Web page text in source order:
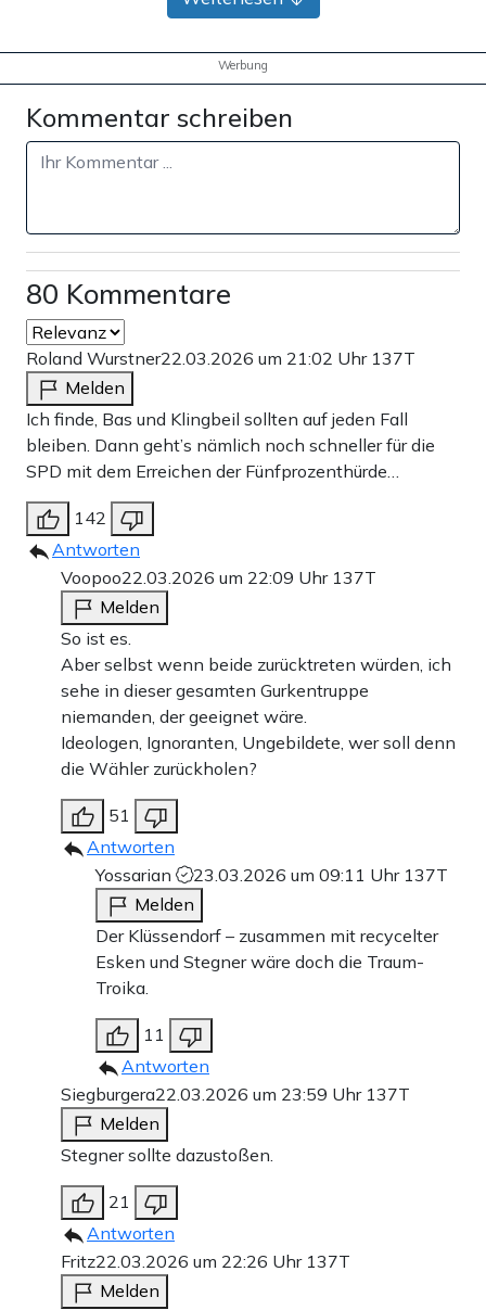
25 € 50 €
Weiter zum Zahlen
Werbung
Kommentar schreiben
80 Kommentare
Roland Wurstner22.03.2026 um 21:02 Uhr 137T
Melden
Ich finde, Bas und Klingbeil sollten auf jeden Fall
bleiben. Dann geht’s nämlich noch schneller für die
SPD mit dem Erreichen der Fünfprozenthürde…
142
Antworten
Voopoo22.03.2026 um 22:09 Uhr 137T
Melden
So ist es.
Aber selbst wenn beide zurücktreten würden, ich
sehe in dieser gesamten Gurkentruppe
niemanden, der geeignet wäre.
Ideologen, Ignoranten, Ungebildete, wer soll denn
die Wähler zurückholen?
51
Antworten
Yossarian
23.03.2026 um 09:11 Uhr 137T
Melden
Der Klüssendorf – zusammen mit recycelter
Esken und Stegner wäre doch die Traum-
Troika.
11
Antworten
Siegburgera22.03.2026 um 23:59 Uhr 137T
Melden
Stegner sollte dazustoßen.
21
Antworten
Fritz22.03.2026 um 22:26 Uhr 137T
Melden